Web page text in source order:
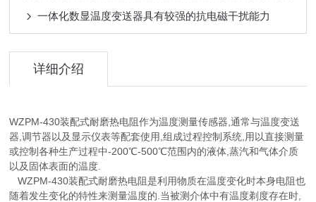
一体化数显温度变送器具有较强的抗电磁干扰能力
详细介绍
WZPM-430装配式耐磨热电阻作为温度测量传感器,通常与温度变送
器,调节器以及显示仪表等配套使用,组成过程控制系统,用以直接测量
或控制各种生产过程中-200℃-500℃范围内的液体,蒸汽和气体介质
以及固体表面的温度.
WZPM-430装配式耐磨热电阻是利用物质在温度变化时本身电阻也
随着发生变化的特性来测量温度的.当被测介体中有温度剃度存在时,